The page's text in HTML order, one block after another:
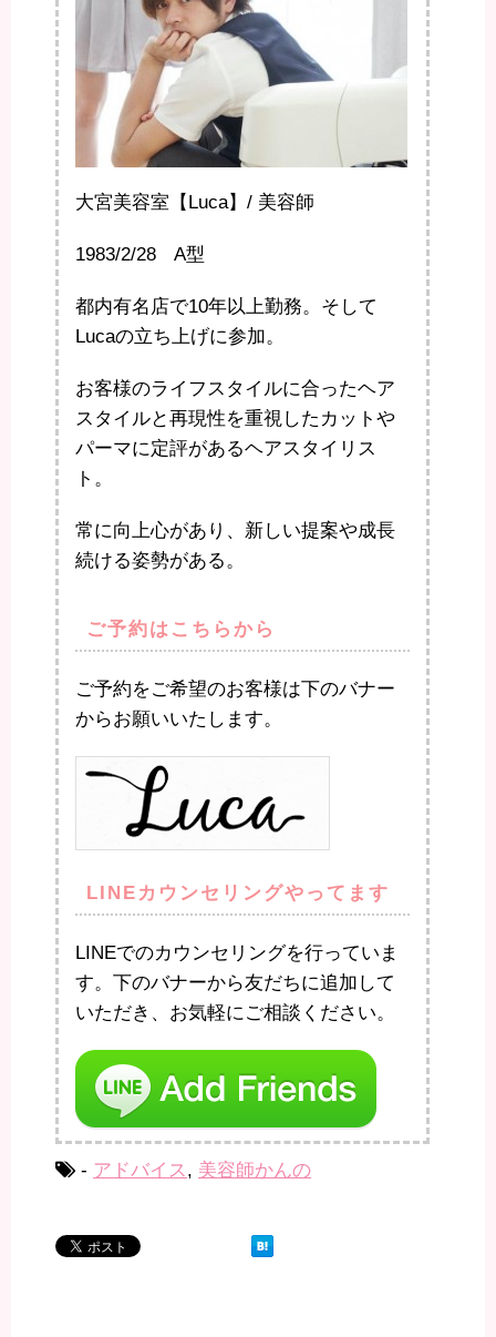
大宮美容室【Luca】/ 美容師
1983/2/28 A型
都内有名店で10年以上勤務。そして
Lucaの立ち上げに参加。
お客様のライフスタイルに合ったヘア
スタイルと再現性を重視したカットや
パーマに定評があるヘアスタイリス
ト。
常に向上心があり、新しい提案や成長
続ける姿勢がある。
ご予約はこちらから
ご予約をご希望のお客様は下のバナー
からお願いいたします。
LINEカウンセリングやってます
LINEでのカウンセリングを行っていま
す。下のバナーから友だちに追加して
いただき、お気軽にご相談ください。
- アドバイス, 美容師かんの